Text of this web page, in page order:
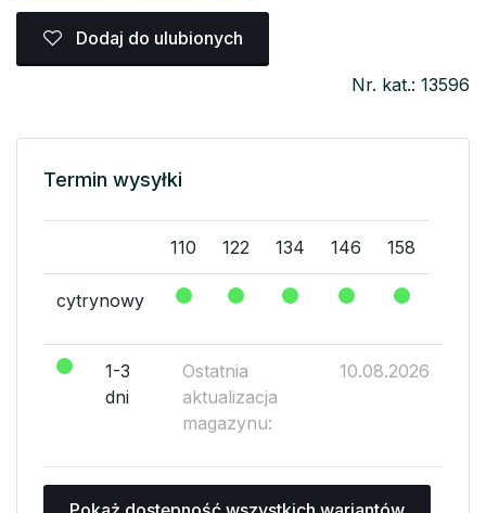
Dodaj do ulubionych
Nr. kat.: 13596
Termin wysyłki
110 122 134 146 158
cytrynowy
1-3
dni
Ostatnia
aktualizacja
magazynu:
10.08.2026